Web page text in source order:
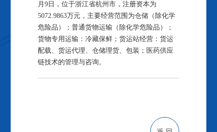
月9日，位于浙江省杭州市，注册资本为
5072.9863万元，主要经营范围为仓储（除化学
危险品）；普通货物运输（除化学危险品）；
货物专用运输：冷藏保鲜；货运站经营：货运
配载、货运代理、仓储理货、包装；医药供应
链技术的管理与咨询。